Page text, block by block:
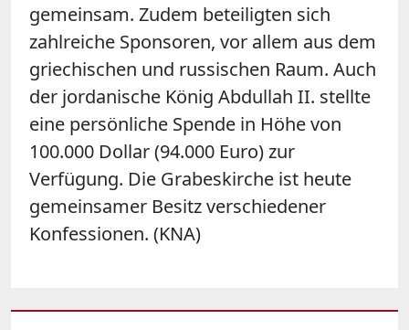
gemeinsam. Zudem beteiligten sich
zahlreiche Sponsoren, vor allem aus dem
griechischen und russischen Raum. Auch
der jordanische König Abdullah II. stellte
eine persönliche Spende in Höhe von
100.000 Dollar (94.000 Euro) zur
Verfügung. Die Grabeskirche ist heute
gemeinsamer Besitz verschiedener
Konfessionen. (KNA)